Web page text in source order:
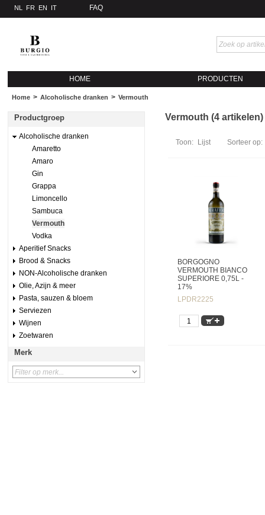
NL FR EN IT FAQ
HOME PRODUCTEN
Home > Alcoholische dranken > Vermouth
Productgroep
Alcoholische dranken
Amaretto
Amaro
Gin
Grappa
Limoncello
Sambuca
Vermouth
Vodka
Aperitief Snacks
Brood & Snacks
NON-Alcoholische dranken
Olie, Azijn & meer
Pasta, sauzen & bloem
Serviezen
Wijnen
Zoetwaren
Merk
Vermouth (4 artikelen)
Toon: Lijst Sorteer op:
BORGOGNO
VERMOUTH BIANCO
SUPERIORE 0,75L -
17%
LPDR2225